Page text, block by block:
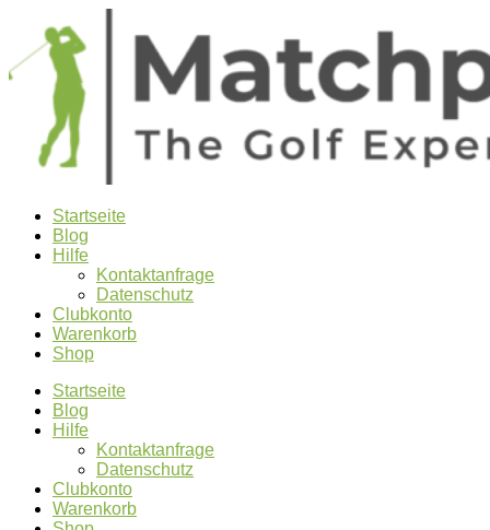
Startseite
Blog
Hilfe
Kontaktanfrage
Datenschutz
Clubkonto
Warenkorb
Shop
Startseite
Blog
Hilfe
Kontaktanfrage
Datenschutz
Clubkonto
Warenkorb